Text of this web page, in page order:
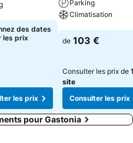
les prix
des dates
les prix
les prix
Parking
Climatisation
Consulter les
de 103 €
Consulter les prix de
site
Consulter les prix
pour Gastonia